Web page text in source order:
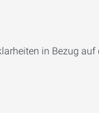
in Bezug